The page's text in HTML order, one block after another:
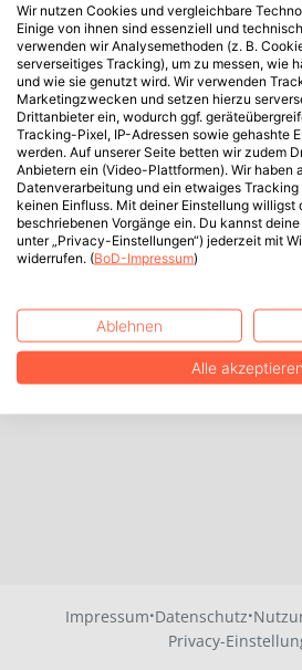
Impressum·Datenschutz·
Privacy-
Wir nutzen Cookies und vergleichbare
Einige von ihnen sind essenziell und
verwenden wir Analysemethoden (z. B.
serverseitiges Tracking), um zu messen, wie
und wie sie genutzt wird. Wir verwenden
Marketingzwecken und setzen hierzu
Drittanbieter ein, wodurch ggf.
Tracking-Pixel, IP-Adressen sowie gehashte
werden. Auf unserer Seite betten wir zudem
Anbietern ein (Video-Plattformen). Wir haben
Datenverarbeitung und ein etwaiges
keinen Einfluss. Mit deiner Einstellung willigst
beschriebenen Vorgänge ein. Du kannst
unter „Privacy-Einstellungen“) jederzeit mit
widerrufen. (BoD-Impressum)
Ablehnen
Alle akzeptieren